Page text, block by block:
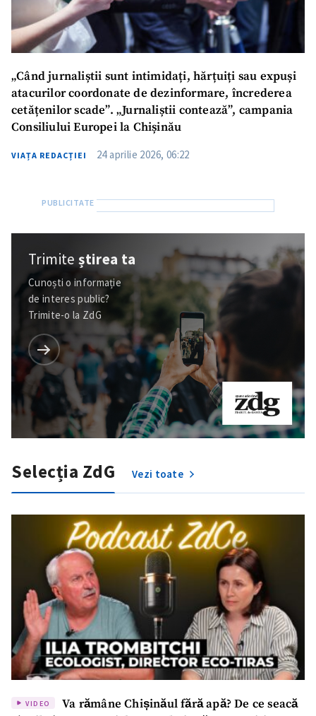
„Când jurnaliștii sunt intimidați, hărțuiți sau expuși
atacurilor coordonate de dezinformare, încrederea
cetățenilor scade”. „Jurnaliștii contează”, campania
Consiliului Europei la Chișinău
VIAȚA REDACȚIEI 24 aprilie 2026, 06:22
Trimiteștirea ta
Cunoști o informație
de interes public?
Trimite-o la ZdG
Selecția ZdG Vezi toate
VIDEO
Va rămâne Chișinăul fără apă? De ce seacă